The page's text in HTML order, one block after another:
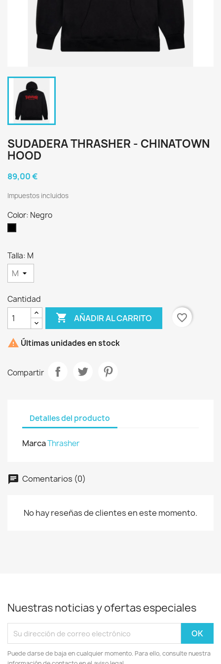
SUDADERA THRASHER - CHINATOWN
HOOD
89,00 €
Impuestos incluidos
Color: Negro
Talla: M
Cantidad
 AÑADIR AL CARRITO favorite_border
 Últimas unidades en stock
Compartir
Detalles del producto
MarcaThrasher
Comentarios (0)
No hay reseñas de clientes en este momento.
Nuestras noticias y ofertas especiales
Puede darse de baja en cualquier momento. Para ello, consulte nuestra
Nombre de la lista de deseos
Cancelar Crear lista de deseos